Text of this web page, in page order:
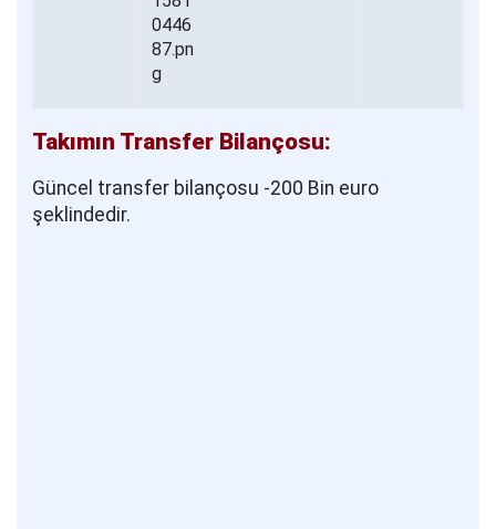
Takımın Transfer Bilançosu:
Güncel transfer bilançosu -200 Bin euro
şeklindedir.